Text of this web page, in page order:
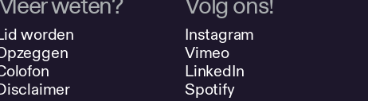
weten?
worden
Volg ons!
Instagram
Vimeo
LinkedIn
Spotify